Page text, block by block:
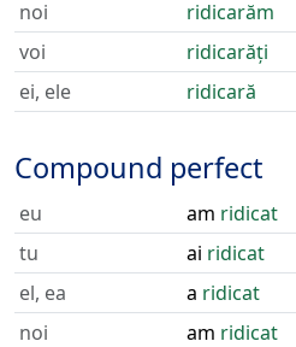
noi
ridicarăm
voi
ridicarăți
ei, ele
ridicară
Compound perfect
eu am ridicat
tu
ai ridicat
el, ea
a ridicat
noi
am ridicat